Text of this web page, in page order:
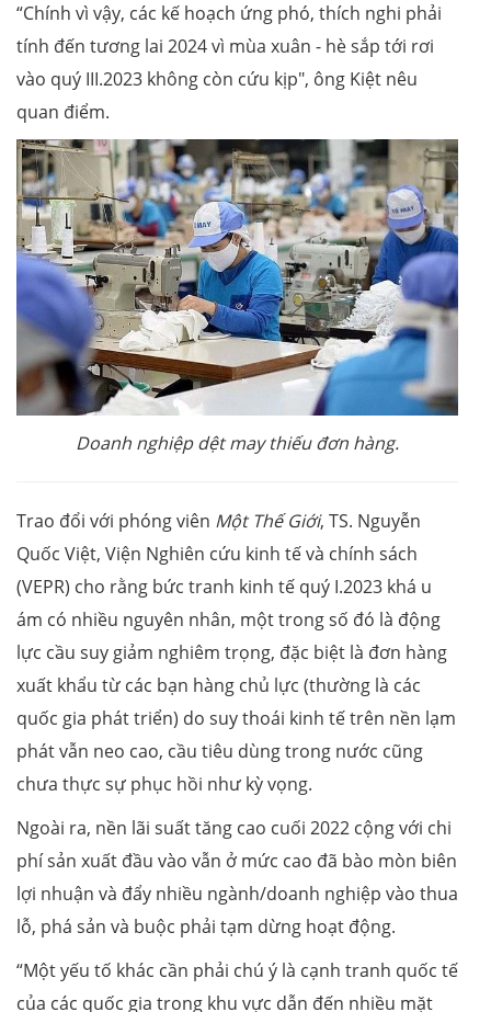
“Chính vì vậy, các kế hoạch ứng phó, thích nghi phải
tính đến tương lai 2024 vì mùa xuân - hè sắp tới rơi
vào quý III.2023 không còn cứu kịp", ông Kiệt nêu
quan điểm.
Doanh nghiệp dệt may thiếu đơn hàng.
Trao đổi với phóng viên Một Thế Giới, TS. Nguyễn
Quốc Việt, Viện Nghiên cứu kinh tế và chính sách
(VEPR) cho rằng bức tranh kinh tế quý I.2023 khá u
ám có nhiều nguyên nhân, một trong số đó là động
lực cầu suy giảm nghiêm trọng, đặc biệt là đơn hàng
xuất khẩu từ các bạn hàng chủ lực (thường là các
quốc gia phát triển) do suy thoái kinh tế trên nền lạm
phát vẫn neo cao, cầu tiêu dùng trong nước cũng
chưa thực sự phục hồi như kỳ vọng.
Ngoài ra, nền lãi suất tăng cao cuối 2022 cộng với chi
phí sản xuất đầu vào vẫn ở mức cao đã bào mòn biên
lợi nhuận và đẩy nhiều ngành/doanh nghiệp vào thua
lỗ, phá sản và buộc phải tạm dừng hoạt động.
“Một yếu tố khác cần phải chú ý là cạnh tranh quốc tế
của các quốc gia trong khu vực dẫn đến nhiều mặt